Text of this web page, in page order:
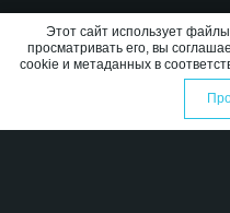
Этот сайт использует
просматривать его, вы
cookie и метаданных в